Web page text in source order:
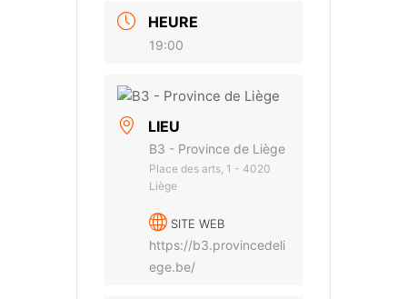
HEURE
19:00
LIEU
B3 - Province de Liège
Place des arts, 1 - 4020
Liège
SITE WEB
https://b3.provincedeli
ege.be/